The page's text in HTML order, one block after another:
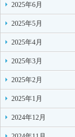
2025年6月
2025年5月
2025年4月
2025年3月
2025年2月
2025年1月
2024年12月